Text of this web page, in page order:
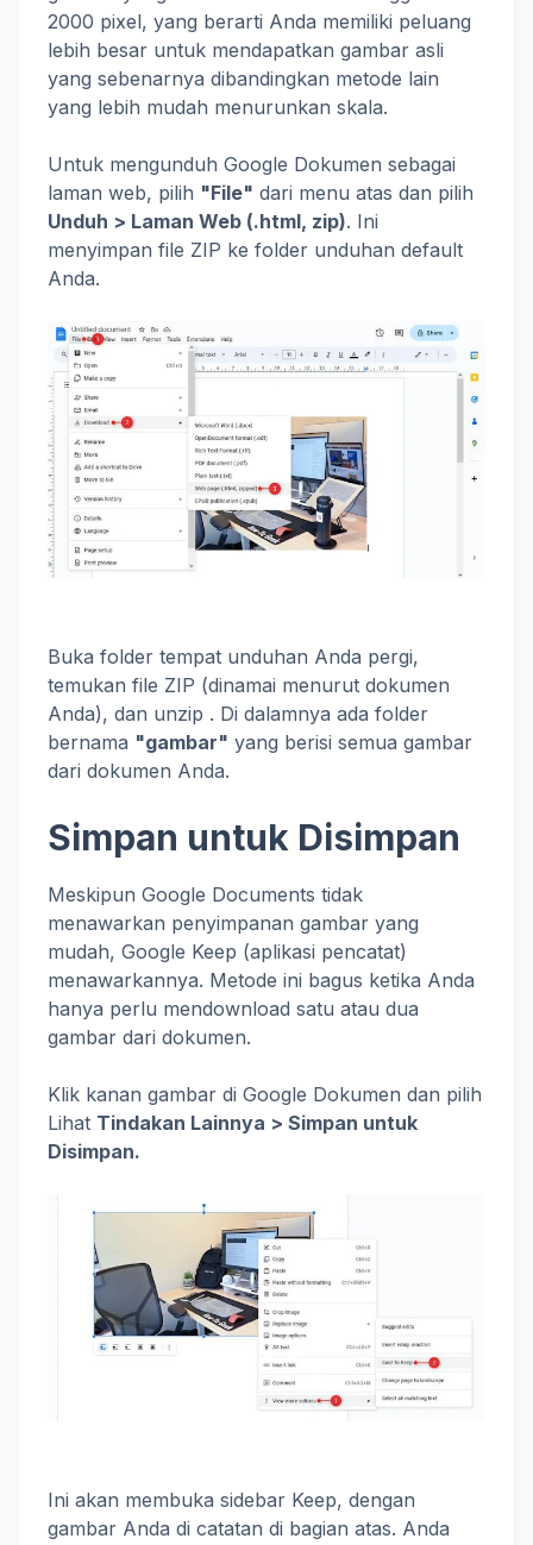
2000 pixel, yang berarti Anda memiliki peluang
lebih besar untuk mendapatkan gambar asli
yang sebenarnya dibandingkan metode lain
yang lebih mudah menurunkan skala.
Untuk mengunduh Google Dokumen sebagai
laman web, pilih "File" dari menu atas dan pilih
Unduh > Laman Web (.html, zip). Ini
menyimpan file ZIP ke folder unduhan default
Anda.
Buka folder tempat unduhan Anda pergi,
temukan file ZIP (dinamai menurut dokumen
Anda), dan unzip . Di dalamnya ada folder
bernama "gambar" yang berisi semua gambar
dari dokumen Anda.
Simpan untuk Disimpan
Meskipun Google Documents tidak
menawarkan penyimpanan gambar yang
mudah, Google Keep (aplikasi pencatat)
menawarkannya. Metode ini bagus ketika Anda
hanya perlu mendownload satu atau dua
gambar dari dokumen.
Klik kanan gambar di Google Dokumen dan pilih
Lihat Tindakan Lainnya > Simpan untuk
Disimpan.
Ini akan membuka sidebar Keep, dengan
gambar Anda di catatan di bagian atas. Anda